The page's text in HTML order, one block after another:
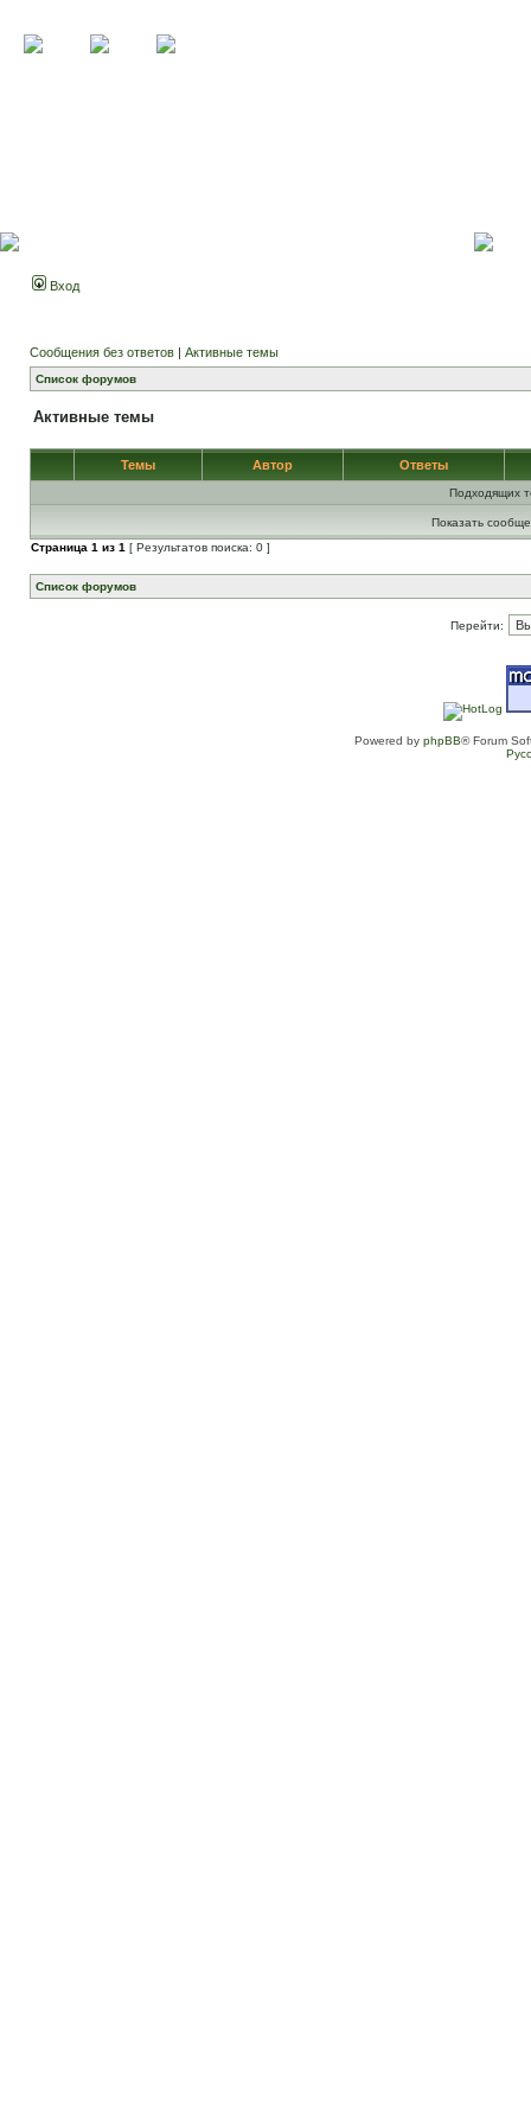
Вход
Сообщения без ответов | Активные темы
Список форумов
Активные темы
Темы Автор Ответы
Подходящих
Показать
Страница 1 из 1 [ Результатов поиска: 0 ]
Список форумов
Перейти:
Powered by phpBB® Forum